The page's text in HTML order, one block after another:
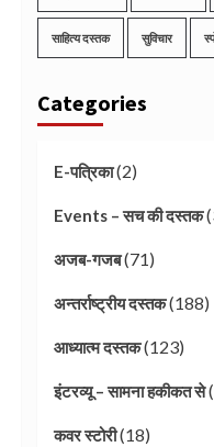
साहित्य दस्तक सुविचार
Categories
E-पत्रिका(2)
Events – सच की दस्तक
अजब-गजब(71)
अन्तर्राष्ट्रीय दस्तक(188)
आध्यात्म दस्तक(123)
इंटरव्यू – सामना हकीकत से
कवर स्टोरी(18)